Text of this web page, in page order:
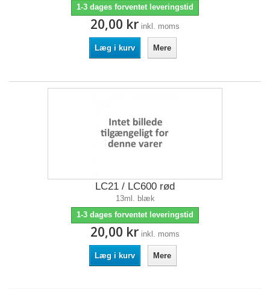
1-3 dages forventet leveringstid
20,00 kr inkl. moms
Læg i kurv Mere
LC21 / LC600 rød
13ml. blæk
1-3 dages forventet leveringstid
20,00 kr inkl. moms
Læg i kurv Mere